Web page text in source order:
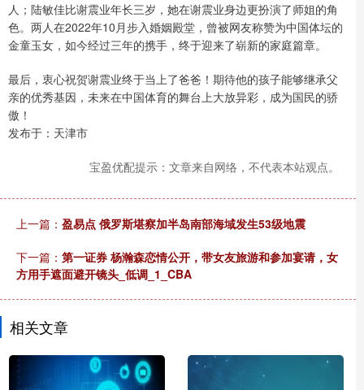
人；陆敏佳比谢震业年长三岁，她在谢震业身边更扮演了师姐的角
色。两人在2022年10月步入婚姻殿堂，曾被网友称赞为中国体坛的
金童玉女，如今经过三年的携手，终于迎来了崭新的家庭篇章。
最后，衷心祝贺谢震业终于当上了爸爸！期待他的孩子能够继承父
亲的优秀基因，未来在中国体育的舞台上大放异彩，成为国民的骄
傲！
发布于：天津市
宝盈优配提示：文章来自网络，不代表本站观点。
上一篇： 盈易点 俄罗斯堪察加半岛南部海域发生53级地震
下一篇： 第一证券 杨瀚森恋情公开，带女友旅游和参加宴请，女
方用手遮面避开镜头_低调_1_CBA
相关文章